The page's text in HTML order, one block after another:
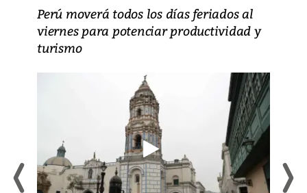
Perú moverá todos los días feriados al
viernes para potenciar productividad y
turismo